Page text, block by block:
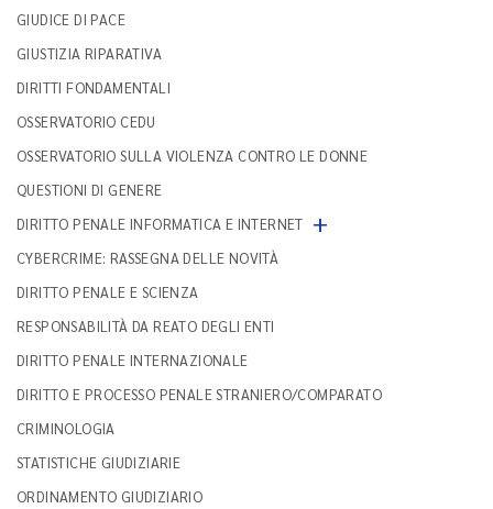
GIUDICE DI PACE
GIUSTIZIA RIPARATIVA
DIRITTI FONDAMENTALI
OSSERVATORIO CEDU
OSSERVATORIO SULLA VIOLENZA CONTRO LE DONNE
QUESTIONI DI GENERE
DIRITTO PENALE INFORMATICA E INTERNET +
CYBERCRIME: RASSEGNA DELLE NOVITÀ
DIRITTO PENALE E SCIENZA
RESPONSABILITÀ DA REATO DEGLI ENTI
DIRITTO PENALE INTERNAZIONALE
DIRITTO E PROCESSO PENALE STRANIERO/COMPARATO
CRIMINOLOGIA
STATISTICHE GIUDIZIARIE
ORDINAMENTO GIUDIZIARIO